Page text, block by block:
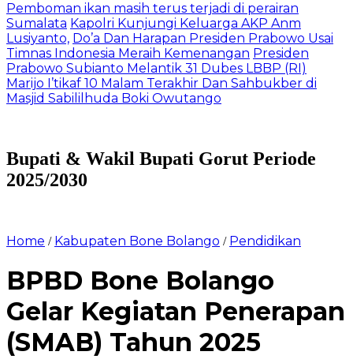
Pemboman ikan masih terus terjadi di perairan
Sumalata Kapolri Kunjungi Keluarga AKP Anm
Lusiyanto, Do’a Dan Harapan Presiden Prabowo Usai
Timnas Indonesia Meraih Kemenangan Presiden
Prabowo Subianto Melantik 31 Dubes LBBP (RI)
Marijo I’tikaf 10 Malam Terakhir Dan Sahbukber di
Masjid Sabililhuda Boki Owutango
Bupati & Wakil Bupati Gorut Periode
2025/2030
Home / Kabupaten Bone Bolango / Pendidikan
BPBD Bone Bolango
Gelar Kegiatan Penerapan
(SMAB) Tahun 2025